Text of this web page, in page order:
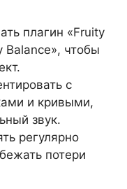
плагин «Fruity
Balance», чтобы
с
и кривыми,
звук.
регулярно
потери